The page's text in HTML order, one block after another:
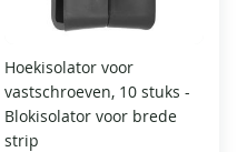
Hoekisolator voor
vastschroeven, 10 stuks -
Blokisolator voor brede
strip